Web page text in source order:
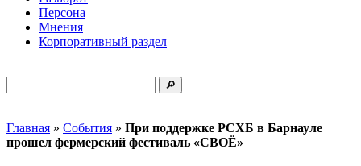
Персона
Мнения
Корпоративный раздел
Главная » События » При поддержке РСХБ в Барнауле
прошел фермерский фестиваль «СВОЁ»